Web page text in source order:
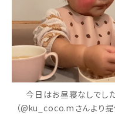
今日はお昼寝なしでし
（@ku_coco.mさんより提